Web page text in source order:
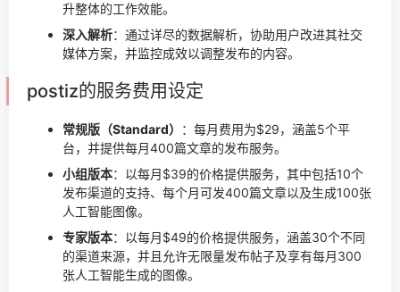
升整体的工作效能。
深入解析：通过详尽的数据解析，协助用户改进其社交
媒体方案，并监控成效以调整发布的内容。
postiz的服务费用设定
常规版（Standard）
：每月费用为$29，涵盖5个平
台，并提供每月400篇文章的发布服务。
小组版本：以每月$39的价格提供服务，其中包括10个
发布渠道的支持、每个月可发400篇文章以及生成100张
人工智能图像。
专家版本：以每月$49的价格提供服务，涵盖30个不同
的渠道来源，并且允许无限量发布帖子及享有每月300
张人工智能生成的图像。